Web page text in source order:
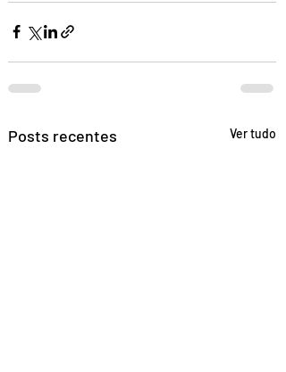
Posts recentes Ver tudo